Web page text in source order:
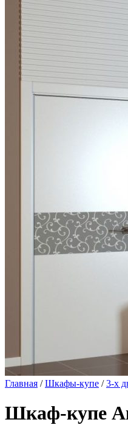
Главная /Шкафы-купе /3-х
Шкаф-купе